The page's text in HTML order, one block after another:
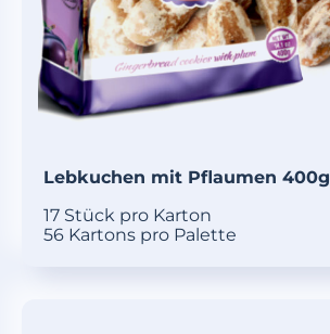
Lebkuchen mit Pflaumen 400g
17 Stück pro Karton
56 Kartons pro Palette